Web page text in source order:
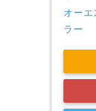
オーエ
ラー